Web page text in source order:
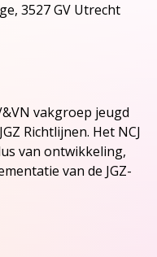
3527 GV Utrecht
vakgroep jeugd
Richtlijnen. Het NCJ
van ontwikkeling,
van de JGZ-